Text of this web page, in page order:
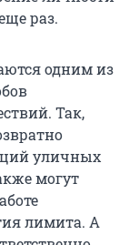
раз.
одним из
Так,
уличных
могут
лимита. А